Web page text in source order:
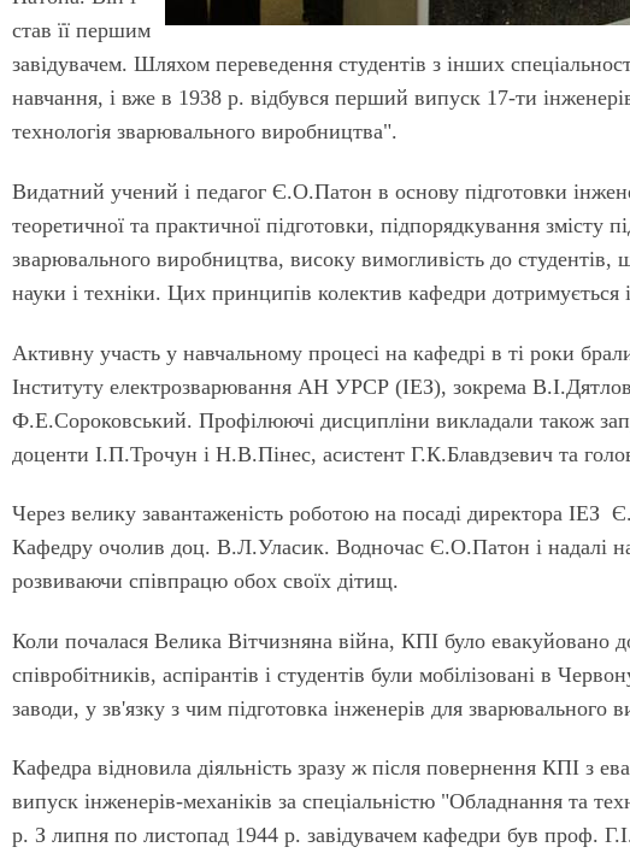
став її першим
завідувачем. Шляхом переведення студентів з інших
навчання, і вже в 1938 р. відбувся перший випуск 17-ти
технологія зварювального виробництва".
Видатний учений і педагог Є.О.Патон в основу підготовки
теоретичної та практичної підготовки, підпорядкування змісту
зварювального виробництва, високу вимогливість до
науки і техніки. Цих принципів колектив кафедри дотримується
Активну участь у навчальному процесі на кафедрі в ті роки
Інституту електрозварювання АН УРСР (ІЕЗ), зокрема
Ф.Е.Сороковський. Профілюючі дисципліни викладали також
доценти І.П.Трочун і Н.В.Пінес, асистент Г.К.Блавдзевич та
Через велику завантаженість роботою на посаді директора
Кафедру очолив доц. В.Л.Уласик. Водночас Є.О.Патон і надалі
розвиваючи співпрацю обох своїх дітищ.
Коли почалася Велика Вітчизняна війна, КПІ було евакуйовано
співробітників, аспірантів і студентів були мобілізовані в
заводи, у зв'язку з чим підготовка інженерів для зварювального
Кафедра відновила діяльність зразу ж після повернення КПІ з
випуск інженерів-механіків за спеціальністю "Обладнання та
р. З липня по листопад 1944 р. завідувачем кафедри був проф.